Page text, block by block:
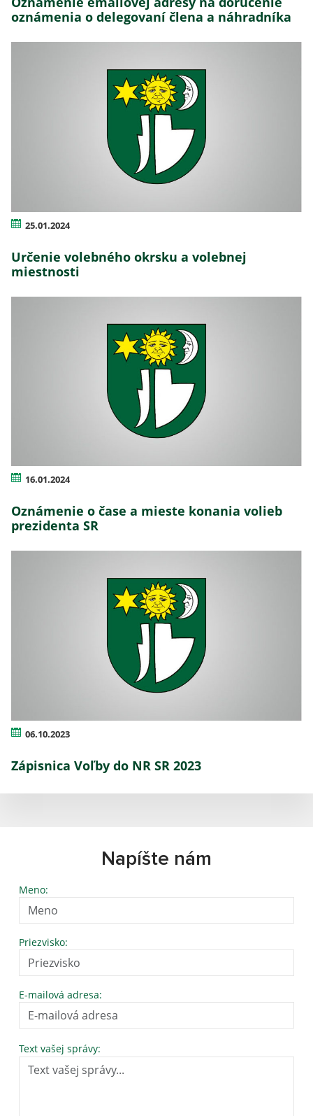
oznámenia o delegovaní člena a náhradníka
25.01.2024
Určenie volebného okrsku a volebnej
miestnosti
16.01.2024
Oznámenie o čase a mieste konania volieb
prezidenta SR
06.10.2023
Zápisnica Voľby do NR SR 2023
Napíšte nám
Meno:
Priezvisko:
E-mailová adresa:
Text vašej správy: